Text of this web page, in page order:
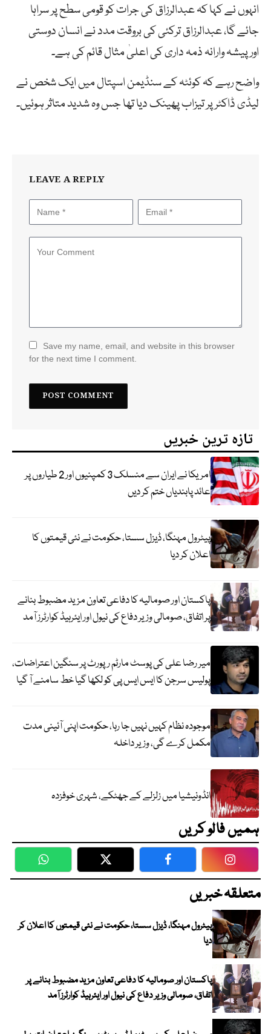
انہوں نے کہا کہ عبدالرزاق کی جرات کو قومی سطح پر سراہا
جائے گا، عبدالرزاق ترکئی کی بروقت مدد نے انسان دوستی
اورپیشہ وارانہ ذمہ داری کی اعلیٰ مثال قائم کی ہے۔
واضح رہے کہ کوئٹہ کے سنڈیمن اسپتال میں ایک شخص نے
لیڈی ڈاکٹر پر تیزاب پھینک دیا تھا جس وہ شدید متاثر ہوئیں۔
LEAVE A REPLY
Save my name, email, and website in this browser
for the next time I comment.
تازہ ترین خبریں
امریکا نے ایران سے منسلک 3 کمپنیوں اور 2 طیاروں پر
عائد پابندیاں ختم کر دیں
پیٹرول مہنگا، ڈیزل سستا، حکومت نے نئی قیمتوں کا
اعلان کر دیا
پاکستان اور صومالیہ کا دفاعی تعاون مزید مضبوط بنانے
پر اتفاق، صومالی وزیر دفاع کی نیول اور ایئرہیڈ کوارٹرز آمد
میر رضا علی کی پوسٹ مارٹم رپورٹ پر سنگین اعتراضات،
پولیس سرجن کا ایس ایس پی کو لکھا گیا خط سامنے آ گیا
موجودہ نظام کہیں نہیں جا رہا، حکومت اپنی آئینی مدت
مکمل کرے گی، وزیر داخلہ
انڈونیشیا میں زلزلے کے جھٹکے، شہری خوفزدہ
ہمیں فالو کریں
WhatsApp Twitter Facebook
متعلقہ خبریں
پیٹرول مہنگا، ڈیزل سستا، حکومت نے نئی قیمتوں کا اعلان کر
دیا
پاکستان اور صومالیہ کا دفاعی تعاون مزید مضبوط بنانے پر
اتفاق، صومالی وزیر دفاع کی نیول اور ایئرہیڈ کوارٹرز آمد